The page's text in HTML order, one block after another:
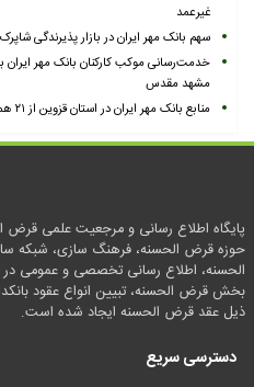
غیرعمد
سهم بانک مهر ایران در بازار پذیرندگی شاپرک از ۱۰ درصد
خدمت‌رسانی موکب کارکنان بانک مهر ایران
مشهد مقدس
منابع بانک مهر ایران در استان قزوین از ۲۱ همت عبور کرد
پایگاه اطلاع رسانی و مرجعیت علمی
حوزه قرض الحسنه، فرهنگ سازی، شبکه
الحسنه، اطلاع رسانی تخصصی و عمومی در
بخش قرض الحسنه، تبیین انواع عقود
ذیل عقد قرض الحسنه ایجاد شده است.
دسترسی سریع